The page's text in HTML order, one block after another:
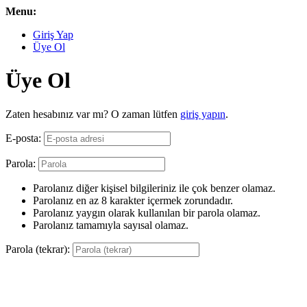
Menu:
Giriş Yap
Üye Ol
Üye Ol
Zaten hesabınız var mı? O zaman lütfen giriş yapın.
E-posta:
Parola:
Parolanız diğer kişisel bilgileriniz ile çok benzer olamaz.
Parolanız en az 8 karakter içermek zorundadır.
Parolanız yaygın olarak kullanılan bir parola olamaz.
Parolanız tamamıyla sayısal olamaz.
Parola (tekrar):